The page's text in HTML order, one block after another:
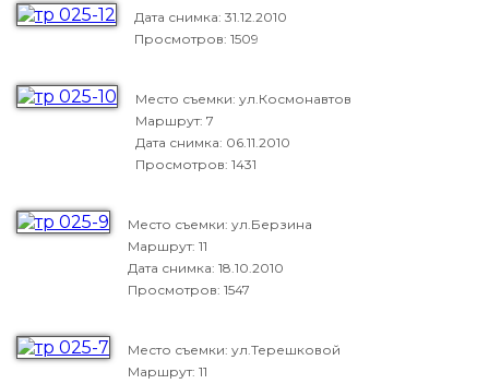
Дата снимка: 31.12.2010
Просмотров: 1509
Место съемки: ул.Космонавтов
Маршрут: 7
Дата снимка: 06.11.2010
Просмотров: 1431
Место съемки: ул.Берзина
Маршрут: 11
Дата снимка: 18.10.2010
Просмотров: 1547
Место съемки: ул.Терешковой
Маршрут: 11